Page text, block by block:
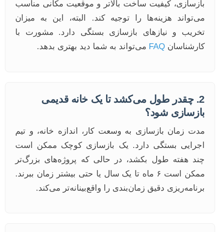
بازسازی، کیفیت ساخت بالاتر و موقعیت مکانی مناسب
می‌تواند هزینه‌ها را توجیه کند. البته، این به میزان
تخریب و نیازهای بازسازی بستگی دارد. مشورت با
کارشناسان FAQ می‌تواند به شما دید بهتری بدهد.
2. چقدر طول می‌کشد تا یک خانه قدیمی
بازسازی شود؟
مدت زمان بازسازی به وسعت کار، اندازه خانه، و تیم
اجرایی بستگی دارد. یک بازسازی کوچک ممکن است
چند هفته طول بکشد، در حالی که پروژه‌های بزرگ‌تر
ممکن است ۶ ماه تا یک سال یا حتی بیشتر زمان ببرند.
برنامه‌ریزی دقیق زمان‌بندی را واقع‌بینانه‌تر می‌کند.